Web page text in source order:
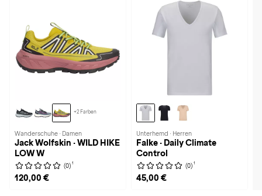
+2 Farben
Wanderschuhe · Damen
Jack Wolfskin · WILD HIKE
LOW W
(0) 1
120,00 €
Unterhemd · Herren
Falke · Daily Climate
Control
(0) 1
45,00 €